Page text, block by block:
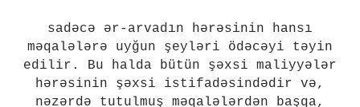
sadəcə ər-arvadın hərəsinin hansı
məqalələrə uyğun şeyləri ödəcəyi təyin
edilir. Bu halda bütün şəxsi maliyyələr
hərəsinin şəxsi istifadəsindədir və,
nəzərdə tutulmuş məqalələrdən başqa,